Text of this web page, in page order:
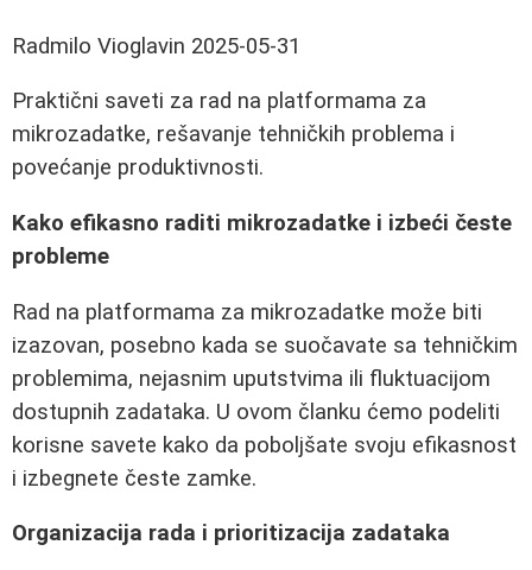
Radmilo Vioglavin 2025-05-31
Praktični saveti za rad na platformama za
mikrozadatke, rešavanje tehničkih problema i
povećanje produktivnosti.
Kako efikasno raditi mikrozadatke i izbeći česte
probleme
Rad na platformama za mikrozadatke može biti
izazovan, posebno kada se suočavate sa tehničkim
problemima, nejasnim uputstvima ili fluktuacijom
dostupnih zadataka. U ovom članku ćemo podeliti
korisne savete kako da poboljšate svoju efikasnost
i izbegnete česte zamke.
Organizacija rada i prioritizacija zadataka